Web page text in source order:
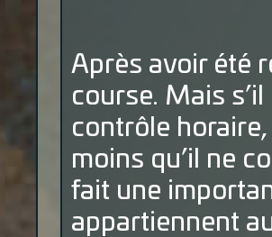
Après avoir été
course. Mais
contrôle
moins qu’il ne
fait une
appartiennent